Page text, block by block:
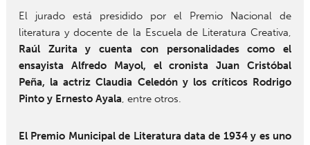
El jurado está presidido por el Premio Nacional de
literatura y docente de la Escuela de Literatura Creativa,
Raúl Zurita y cuenta con personalidades como el
ensayista Alfredo Mayol, el cronista Juan Cristóbal
Peña, la actriz Claudia Celedón y los críticos Rodrigo
Pinto y Ernesto Ayala , entre otros.
El Premio Municipal de Literatura data de 1934 y es uno